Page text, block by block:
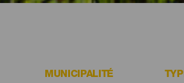
MUNICIPALITÉ